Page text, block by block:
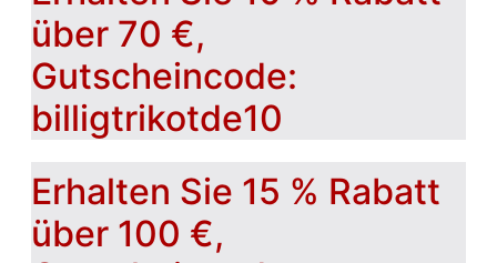
über 70 €,
Gutscheincode:
billigtrikotde10
Erhalten Sie 15 % Rabatt
über 100 €,